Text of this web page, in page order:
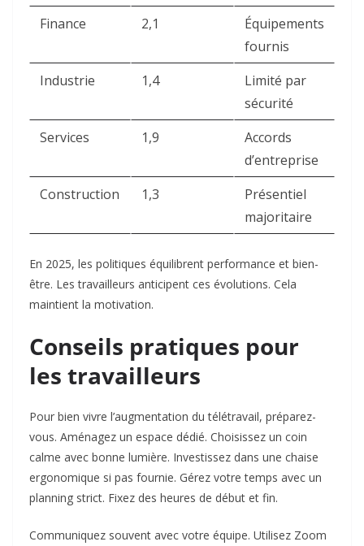
Finance
2,1
Équipements
fournis ​
Industrie
1,4
Limité par
sécurité ​
Services
1,9
Accords
d’entreprise ​
Construction
1,3
Présentiel
majoritaire ​
En 2025, les politiques équilibrent performance et bien-
être. Les travailleurs anticipent ces évolutions. Cela
maintient la motivation.​
Conseils pratiques pour
les travailleurs
Pour bien vivre l’augmentation du télétravail, préparez-
vous. Aménagez un espace dédié. Choisissez un coin
calme avec bonne lumière. Investissez dans une chaise
ergonomique si pas fournie. Gérez votre temps avec un
planning strict. Fixez des heures de début et fin.​
Communiquez souvent avec votre équipe. Utilisez Zoom